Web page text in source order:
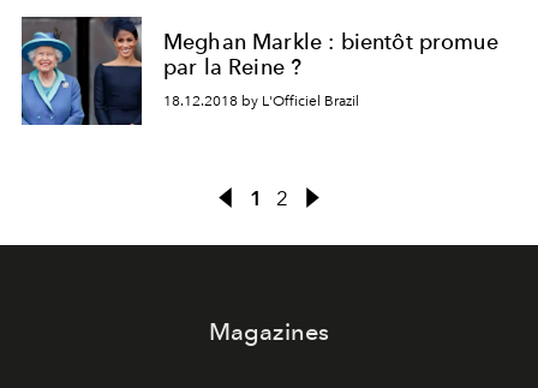
Meghan Markle : bientôt promue
par la Reine ?
18.12.2018 by L'Officiel Brazil
1 2
Magazines